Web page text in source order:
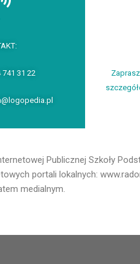
741 31 22
Publicznej Szkoły
portali lokalnych:
medialnym.